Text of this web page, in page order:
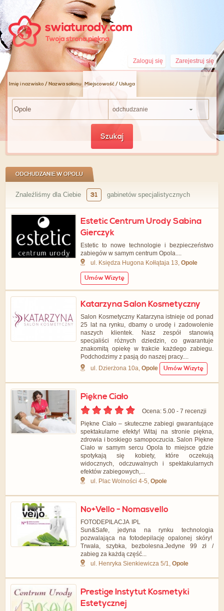
Zarejestruj się
Zaloguj się
Imię i nazwisko / Nazwa salonu Miejscowość / Usługa
odchudzanie
Szukaj
ODCHUDZANIE W OPOLU
Znaleźliśmy dla Ciebie 31 gabinetów specjalistycznych
Estetic Centrum Urody Sabina
Gierczyk
Estetic to nowe technologie i bezpieczeństwo
zabiegów w samym centrum Opola....
ul. Księdza Hugona Kołłątaja 13,Opole
Umów Wizytę
Katarzyna Salon Kosmetyczny
Salon Kosmetyczny Katarzyna istnieje od ponad
25 lat na rynku, dbamy o urodę i zadowolenie
naszych klientek. Nasz zespół stanowią
specjaliści różnych dziedzin, co gwarantuje
znakomitą opiekę w trakcie każdego zabiegu.
Podchodzimy z pasją do naszej pracy....
ul. Dzierżona 10a,Opole Umów Wizytę
Piękne Ciało
Ocena: 5.00 - ‎7 recenzji
Piękne Ciało – skuteczne zabiegi gwarantujące
spektakularne efekty! Witaj na stronie piękna,
zdrowia i boskiego samopoczucia. Salon Piękne
Ciało w samym sercu Opola to miejsce gdzie
spotykają się kobiety, które oczekują
widocznych, odczuwalnych i spektakularnych
efektów zabiegowych,...
ul. Plac Wolności 4-5,Opole
No+Vello - Nomasvello
FOTODEPILACJA IPL
Sun&Safe, jedyna na rynku technologia
pozwalająca na fotodepilację opalonej skóry!
Trwała, szybka, bezbolesna.Jedyne 99 zł /
zabieg za każdą część...
ul. Henryka Sienkiewicza 5/1,Opole
Prestige Instytut Kosmetyki
Estetycznej